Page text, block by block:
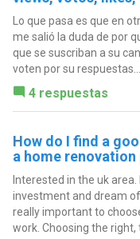
Lo que pasa es que en
me salió la duda de por
que se suscriban a su
voten por su
4 respuestas
How do I find a
a home
Interested in the uk
investment and dream
really important to
work. Choosing the